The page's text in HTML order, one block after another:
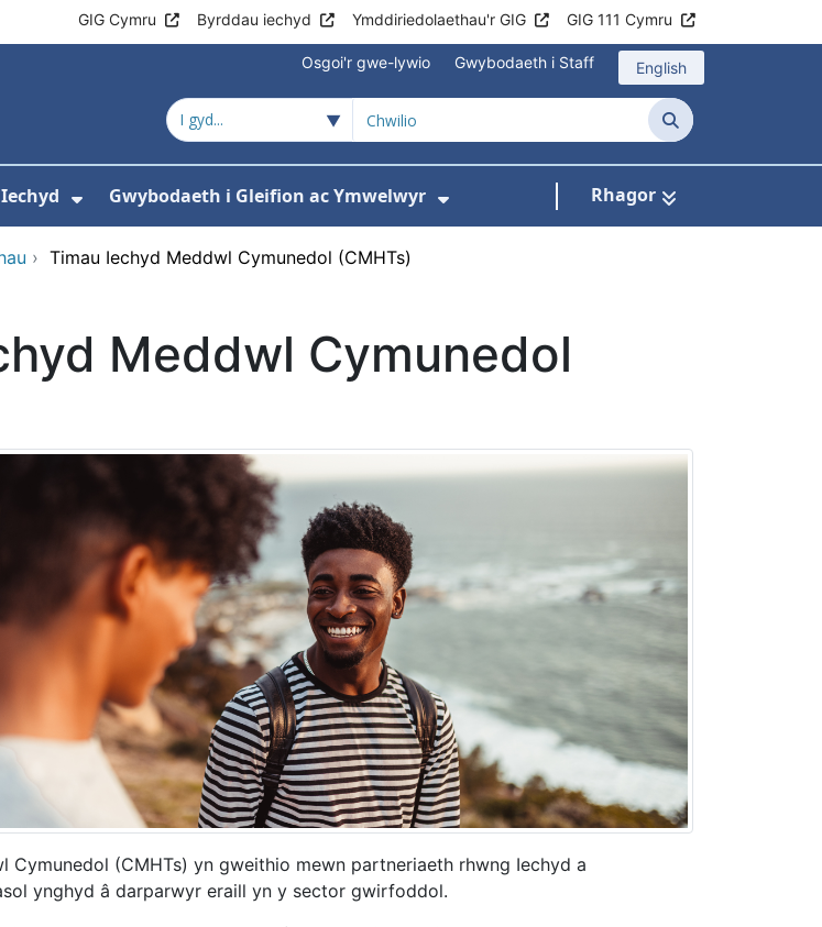
GIG Cymru Byrddau iechyd Ymddiriedolaethau'r GIG GIG 111 Cymru
Osgoi'r gwe-lywio Gwybodaeth i Staff English
Chwilio
Gwybodaeth i Gleifion ac Ymwelwyr Rhagor
› Timau Iechyd Meddwl Cymunedol (CMHTs)
Meddwl Cymunedol
Cymunedol (CMHTs) yn gweithio mewn partneriaeth rhwng Iechyd a
ynghyd â darparwyr eraill yn y sector gwirfoddol.